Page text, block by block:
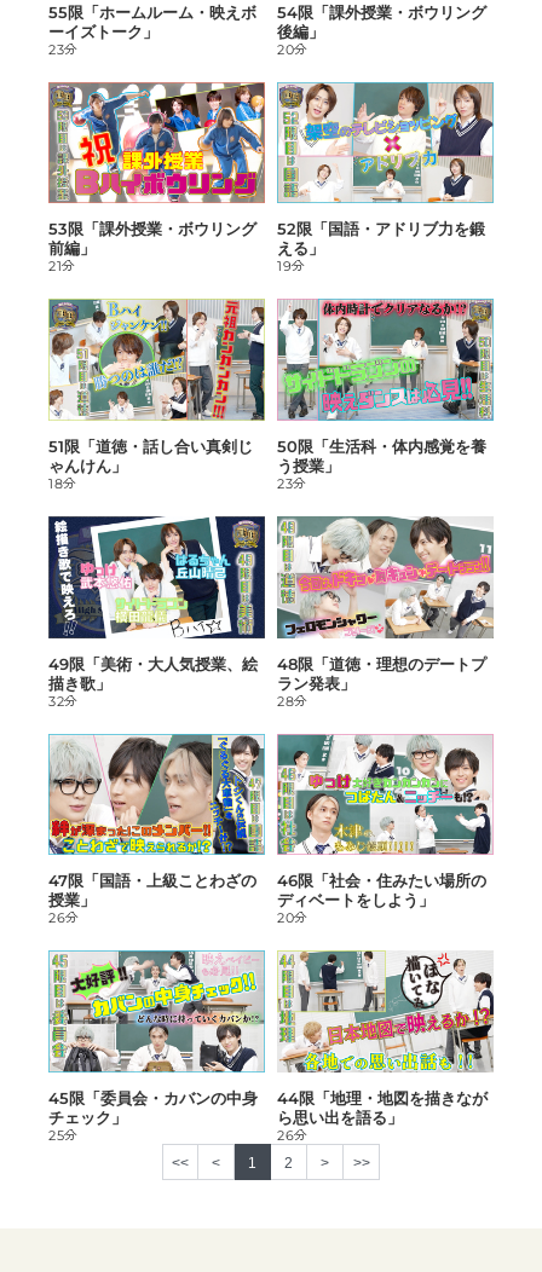
55限「ホームルーム・映えボ
ーイズトーク」
23分
54限「課外授業・ボウリング
後編」
20分
53限「課外授業・ボウリング
前編」
21分
52限「国語・アドリブ力を鍛
える」
19分
51限「道徳・話し合い真剣じ
ゃんけん」
18分
50限「生活科・体内感覚を養
う授業」
23分
49限「美術・大人気授業、絵
描き歌」
32分
48限「道徳・理想のデートプ
ラン発表」
28分
47限「国語・上級ことわざの
授業」
26分
46限「社会・住みたい場所の
ディベートをしよう」
20分
45限「委員会・カバンの中身
チェック」
25分
44限「地理・地図を描きなが
ら思い出を語る」
26分
<<
< 1 2 > >>